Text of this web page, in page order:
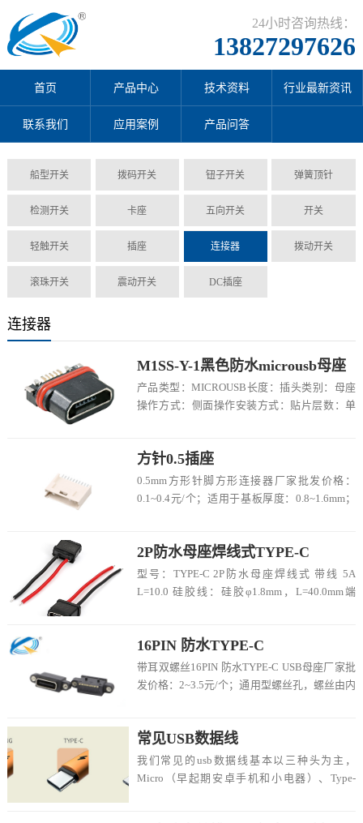
24小时咨询热线：
13827297626
首页 产品中心 技术资料 行业最新资讯
联系我们 应用案例 产品问答
船型开关 拨码开关 钮子开关 弹簧顶针
检测开关 卡座 五向开关 开关
轻触开关 插座 连接器 拨动开关
滚珠开关 震动开关 DC插座
连接器
M1SS-Y-1黑色防水microusb母座
产品类型：MICROUSB长度：插头类别：母座
操作方式：侧面操作安装方式：贴片层数：单
方针0.5插座
0.5mm方形针脚方形连接器厂家批发价格：
0.1~0.4元/个；适用于基板厚度：0.8~1.6mm；
2P防水母座焊线式TYPE-C
型号：TYPE-C 2P防水母座焊线式 带线 5A
L=10.0 硅胶线：硅胶φ1.8mm，L=40.0mm端
16PIN 防水TYPE-C
带耳双螺丝16PIN 防水TYPE-C USB母座厂家批
发价格：2~3.5元/个；通用型螺丝孔，螺丝由内
常见USB数据线
我们常见的usb数据线基本以三种头为主，
Micro（早起期安卓手机和小电器）、Type-